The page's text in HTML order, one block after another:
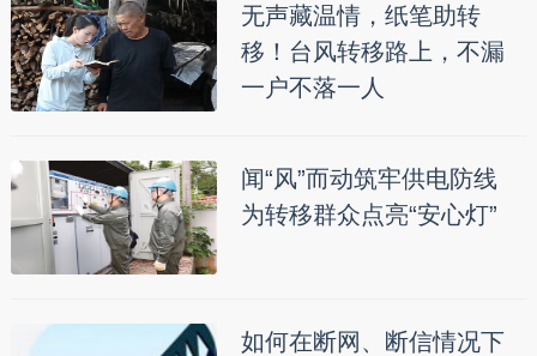
无声藏温情，纸笔助转
移！台风转移路上，不漏
一户不落一人
闻“风”而动筑牢供电防线
为转移群众点亮“安心灯”
如何在断网、断信情况下